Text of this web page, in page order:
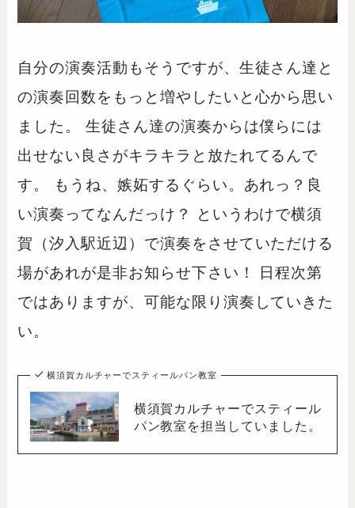
自分の演奏活動もそうですが、生徒さん達と
の演奏回数をもっと増やしたいと心から思い
ました。 生徒さん達の演奏からは僕らには
出せない良さがキラキラと放たれてるんで
す。 もうね、嫉妬するぐらい。あれっ？良
い演奏ってなんだっけ？ というわけで横須
賀（汐入駅近辺）で演奏をさせていただける
場があれが是非お知らせ下さい！ 日程次第
ではありますが、可能な限り演奏していきた
い。
横須賀カルチャーでスティールパン教室
横須賀カルチャーでスティール
パン教室を担当していました。